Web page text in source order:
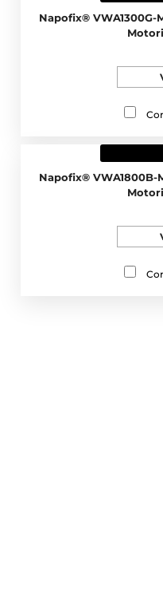
Napofix® VWA1300G-
Napofix® VWA1800B-